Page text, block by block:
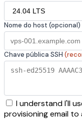
Nome do host (opcional)
Chave pública SSH
I understand I'll
provisioning email to